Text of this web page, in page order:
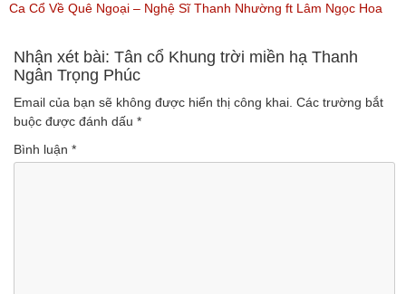
(Lượt nghe: 208)
Cải Lương Hay Dễ Nghe Mà Cũng Dễ Ngủ
(Lượt nghe: 234)
Ca Cổ Về Quê Ngoại – Nghệ Sĩ Thanh Nhường ft Lâm Ngọc Hoa
(Lượt nghe: 994)
Nhận xét bài: Tân cổ Khung trời miền hạ Thanh
Ngân Trọng Phúc
Email của bạn sẽ không được hiển thị công khai. Các trường bắt
buộc được đánh dấu *
Bình luận *